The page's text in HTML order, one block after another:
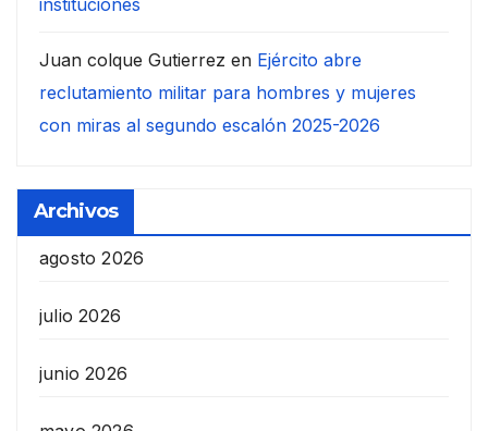
Juan colque Gutierrez en Ejército abre
reclutamiento militar para hombres y mujeres
con miras al segundo escalón 2025-2026
Archivos
agosto 2026
julio 2026
junio 2026